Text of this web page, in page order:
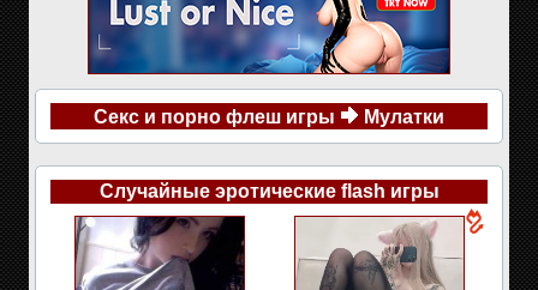
Секс и порно флеш игры Мулатки
Случайные эротические flash игры